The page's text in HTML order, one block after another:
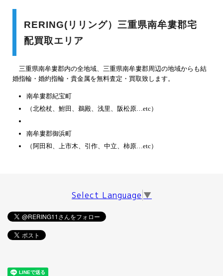
RERING(リリング）三重県南牟婁郡宅
配買取エリア
三重県南牟婁郡内の全地域、三重県南牟婁郡周辺の地域からも結
婚指輪・婚約指輪・貴金属を無料査定・買取致します。
南牟婁郡紀宝町
（北桧杖、鮒田、鵜殿、浅里、阪松原…etc）
南牟婁郡御浜町
（阿田和、上市木、引作、中立、柿原…etc）
Select Language ▼